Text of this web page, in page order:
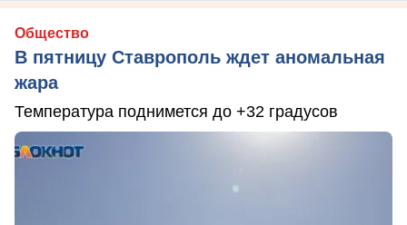
Общество
В пятницу Ставрополь ждет аномальная
жара
Температура поднимется до +32 градусов